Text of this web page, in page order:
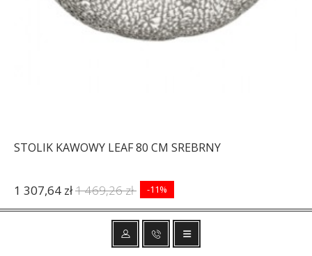
STOLIK KAWOWY LEAF 80 CM SREBRNY
1 307,64 zł1 469,26 zł -11%